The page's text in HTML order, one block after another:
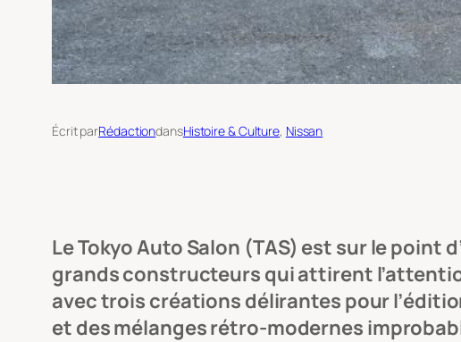
Écrit parRédactiondansHistoire & Culture, Nissan
Le Tokyo Auto Salon (TAS) est sur le point
grands constructeurs qui attirent
avec trois créations délirantes pour
et des mélanges rétro-modernes